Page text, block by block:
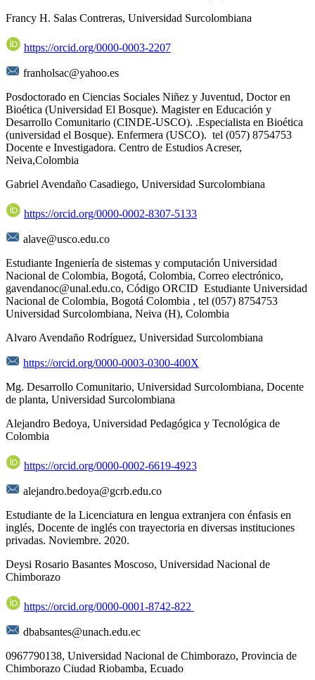
Francy H. Salas Contreras, Universidad Surcolombiana
https://orcid.org/0000-0003-2207
franholsac@yahoo.es
Posdoctorado en Ciencias Sociales Niñez y Juventud, Doctor en
Bioética (Universidad El Bosque). Magister en Educación y
Desarrollo Comunitario (CINDE-USCO). .Especialista en Bioética
(universidad el Bosque). Enfermera (USCO). tel (057) 8754753
Docente e Investigadora. Centro de Estudios Acreser,
Neiva,Colombia
Gabriel Avendaño Casadiego, Universidad Surcolombiana
https://orcid.org/0000-0002-8307-5133
alave@usco.edu.co
Estudiante Ingeniería de sistemas y computación Universidad
Nacional de Colombia, Bogotá, Colombia, Correo electrónico,
gavendanoc@unal.edu.co, Código ORCID Estudiante Universidad
Nacional de Colombia, Bogotá Colombia , tel (057) 8754753
Universidad Surcolombiana, Neiva (H), Colombia
Alvaro Avendaño Rodríguez, Universidad Surcolombiana
https://orcid.org/0000-0003-0300-400X
Mg. Desarrollo Comunitario, Universidad Surcolombiana, Docente
de planta, Universidad Surcolombiana
Alejandro Bedoya, Universidad Pedagógica y Tecnológica de
Colombia
https://orcid.org/0000-0002-6619-4923
alejandro.bedoya@gcrb.edu.co
Estudiante de la Licenciatura en lengua extranjera con énfasis en
inglés, Docente de inglés con trayectoria en diversas instituciones
privadas. Noviembre. 2020.
Deysi Rosario Basantes Moscoso, Universidad Nacional de
Chimborazo
https://orcid.org/0000-0001-8742-822
dbabsantes@unach.edu.ec
0967790138, Universidad Nacional de Chimborazo, Provincia de
Chimborazo Ciudad Riobamba, Ecuado